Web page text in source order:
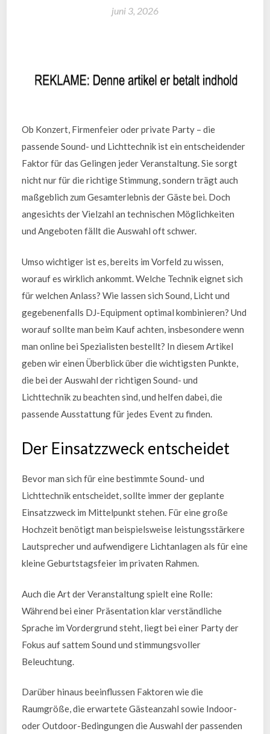
juni 3, 2026
Ob Konzert, Firmenfeier oder private Party – die
passende Sound- und Lichttechnik ist ein entscheidender
Faktor für das Gelingen jeder Veranstaltung. Sie sorgt
nicht nur für die richtige Stimmung, sondern trägt auch
maßgeblich zum Gesamterlebnis der Gäste bei. Doch
angesichts der Vielzahl an technischen Möglichkeiten
und Angeboten fällt die Auswahl oft schwer.
Umso wichtiger ist es, bereits im Vorfeld zu wissen,
worauf es wirklich ankommt. Welche Technik eignet sich
für welchen Anlass? Wie lassen sich Sound, Licht und
gegebenenfalls DJ-Equipment optimal kombinieren? Und
worauf sollte man beim Kauf achten, insbesondere wenn
man online bei Spezialisten bestellt? In diesem Artikel
geben wir einen Überblick über die wichtigsten Punkte,
die bei der Auswahl der richtigen Sound- und
Lichttechnik zu beachten sind, und helfen dabei, die
passende Ausstattung für jedes Event zu finden.
Der Einsatzzweck entscheidet
Bevor man sich für eine bestimmte Sound- und
Lichttechnik entscheidet, sollte immer der geplante
Einsatzzweck im Mittelpunkt stehen. Für eine große
Hochzeit benötigt man beispielsweise leistungsstärkere
Lautsprecher und aufwendigere Lichtanlagen als für eine
kleine Geburtstagsfeier im privaten Rahmen.
Auch die Art der Veranstaltung spielt eine Rolle:
Während bei einer Präsentation klar verständliche
Sprache im Vordergrund steht, liegt bei einer Party der
Fokus auf sattem Sound und stimmungsvoller
Beleuchtung.
Darüber hinaus beeinflussen Faktoren wie die
Raumgröße, die erwartete Gästeanzahl sowie Indoor-
oder Outdoor-Bedingungen die Auswahl der passenden